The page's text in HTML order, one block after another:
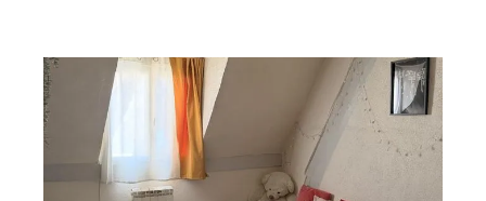
ROUEN 76
39,25 m
, 2 pièces
Ref : 8303
Appartement F2 à louer